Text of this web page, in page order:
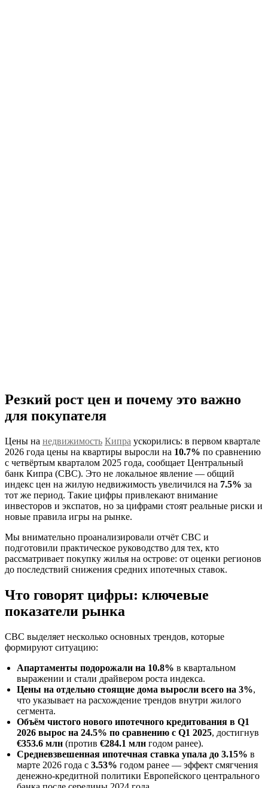
Резкий рост цен и почему это важно
для покупателя
Цены на недвижимость Кипра ускорились: в первом квартале
2026 года цены на квартиры выросли на 10.7% по сравнению
с четвёртым кварталом 2025 года, сообщает Центральный
банк Кипра (CBC). Это не локальное явление — общий
индекс цен на жилую недвижимость увеличился на 7.5% за
тот же период. Такие цифры привлекают внимание
инвесторов и экспатов, но за цифрами стоят реальные риски и
новые правила игры на рынке.
Мы внимательно проанализировали отчёт CBC и
подготовили практическое руководство для тех, кто
рассматривает покупку жилья на острове: от оценки регионов
до последствий снижения средних ипотечных ставок.
Что говорят цифры: ключевые
показатели рынка
CBC выделяет несколько основных трендов, которые
формируют ситуацию:
Апартаменты подорожали на 10.8% в квартальном
выражении и стали драйвером роста индекса.
Цены на отдельно стоящие дома выросли всего на 3%,
что указывает на расхождение трендов внутри жилого
сегмента.
Объём чистого нового ипотечного кредитования в Q1
2026 вырос на 24.5% по сравнению с Q1 2025, достигнув
€353.6 млн (против €284.1 млн годом ранее).
Средневзвешенная ипотечная ставка упала до 3.15% в
марте 2026 года с 3.53% годом ранее — эффект смягчения
денежно-кредитной политики Европейского центрального